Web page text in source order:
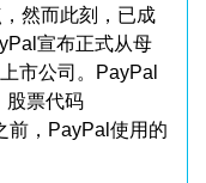
然而此刻，已成
宣布正式从母
市公司。PayPal
股票代码
前，PayPal使用的